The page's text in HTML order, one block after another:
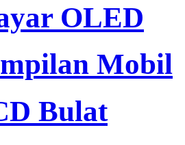
OLED
Mobil
Bulat